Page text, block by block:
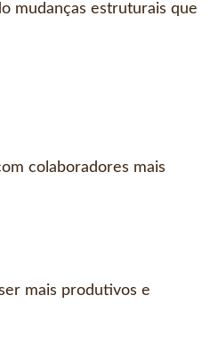
mudanças estruturais que
colaboradores mais
mais produtivos e